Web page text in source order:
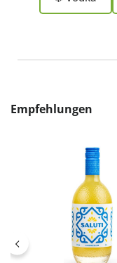
Produktgalerie
Empfehlungen